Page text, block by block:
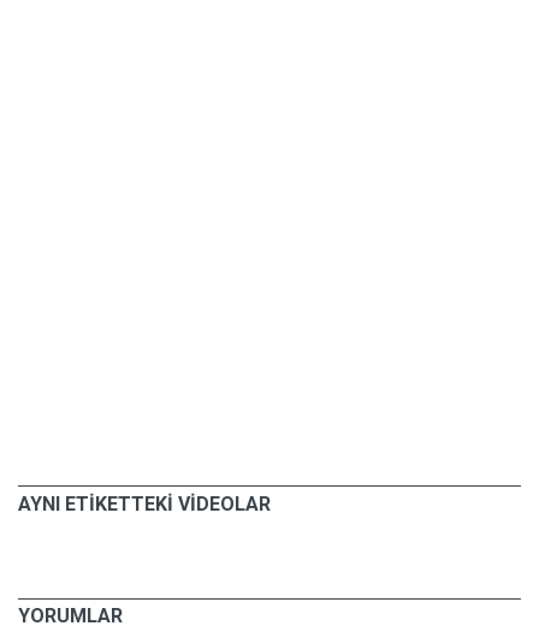
AYNI ETİKETTEKİ VİDEOLAR
YORUMLAR